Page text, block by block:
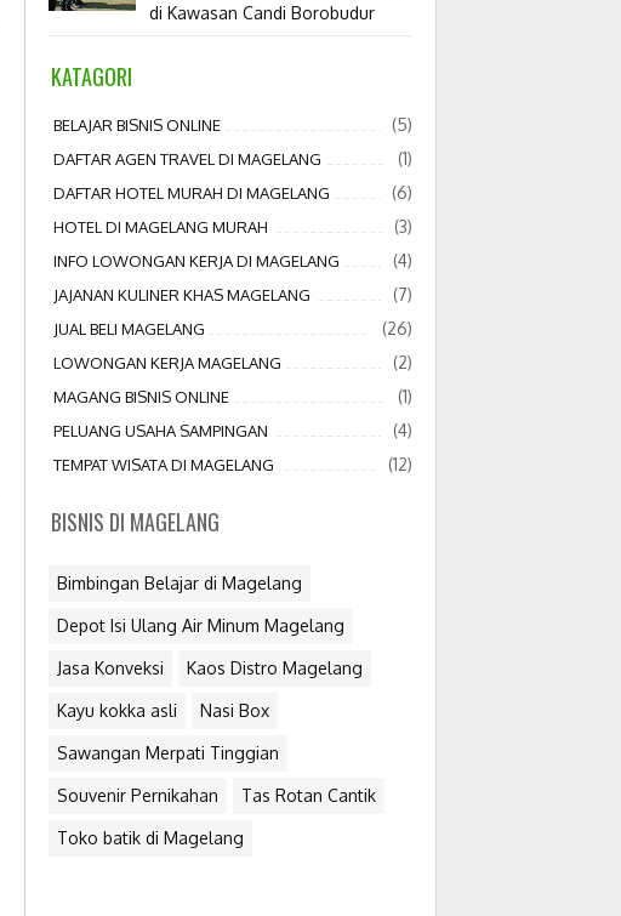
di Kawasan Candi Borobudur
KATAGORI
BELAJAR BISNIS ONLINE (5)
DAFTAR AGEN TRAVEL DI MAGELANG (1)
DAFTAR HOTEL MURAH DI MAGELANG (6)
HOTEL DI MAGELANG MURAH (3)
INFO LOWONGAN KERJA DI MAGELANG (4)
JAJANAN KULINER KHAS MAGELANG (7)
JUAL BELI MAGELANG (26)
LOWONGAN KERJA MAGELANG (2)
MAGANG BISNIS ONLINE (1)
PELUANG USAHA SAMPINGAN (4)
TEMPAT WISATA DI MAGELANG (12)
BISNIS DI MAGELANG
Bimbingan Belajar di Magelang
Depot Isi Ulang Air Minum Magelang
Jasa Konveksi Kaos Distro Magelang
Kayu kokka asli Nasi Box
Sawangan Merpati Tinggian
Souvenir Pernikahan Tas Rotan Cantik
Toko batik di Magelang